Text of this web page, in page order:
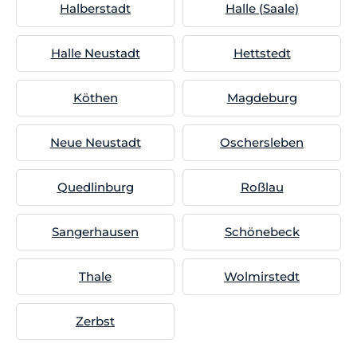
Halberstadt Halle (Saale)
Halle Neustadt Hettstedt
Köthen Magdeburg
Neue Neustadt Oschersleben
Quedlinburg Roßlau
Sangerhausen Schönebeck
Thale Wolmirstedt
Zerbst